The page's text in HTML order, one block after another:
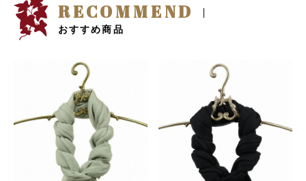
RECOMMEND
おすすめ商品